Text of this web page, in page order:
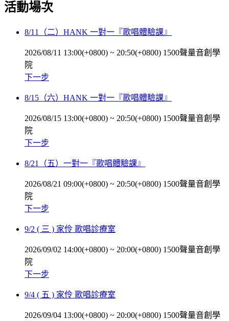
活動場次
8/11（二）HANK 一對一『歌唱體驗課』
2026/08/11 13:00(+0800) ~ 20:50(+0800) 1500聲量音創學
院
下一步
8/15（六）HANK 一對一『歌唱體驗課』
2026/08/15 13:00(+0800) ~ 20:50(+0800) 1500聲量音創學
院
下一步
8/21（五）一對一『歌唱體驗課』
2026/08/21 09:00(+0800) ~ 20:50(+0800) 1500聲量音創學
院
下一步
9/2 ( 三 ) 家伶 歌唱診療室
2026/09/02 14:00(+0800) ~ 20:00(+0800) 1500聲量音創學
院
下一步
9/4 ( 五 ) 家伶 歌唱診療室
2026/09/04 13:00(+0800) ~ 20:00(+0800) 1500聲量音創學